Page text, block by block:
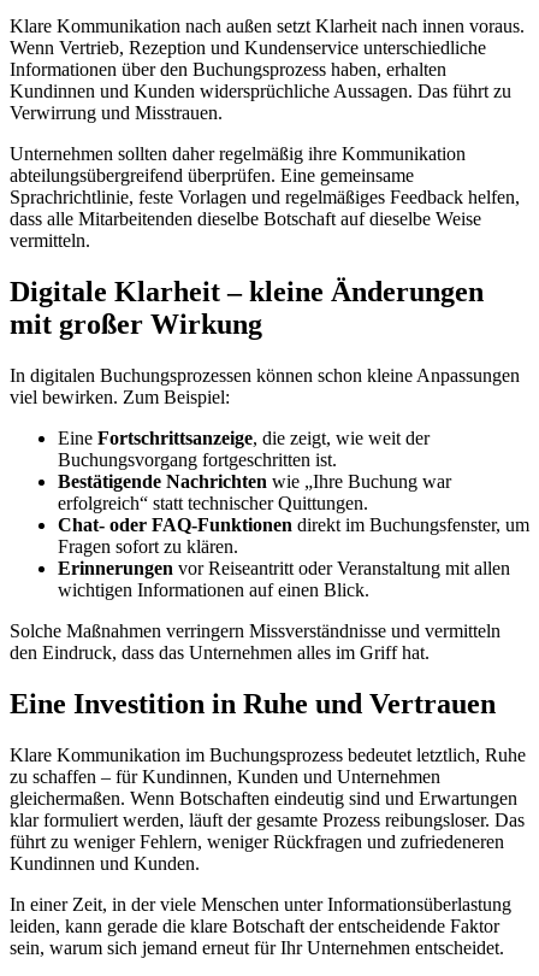
Klare Kommunikation nach außen setzt Klarheit nach innen voraus.
Wenn Vertrieb, Rezeption und Kundenservice unterschiedliche
Informationen über den Buchungsprozess haben, erhalten
Kundinnen und Kunden widersprüchliche Aussagen. Das führt zu
Verwirrung und Misstrauen.
Unternehmen sollten daher regelmäßig ihre Kommunikation
abteilungsübergreifend überprüfen. Eine gemeinsame
Sprachrichtlinie, feste Vorlagen und regelmäßiges Feedback helfen,
dass alle Mitarbeitenden dieselbe Botschaft auf dieselbe Weise
vermitteln.
Digitale Klarheit – kleine Änderungen
mit großer Wirkung
In digitalen Buchungsprozessen können schon kleine Anpassungen
viel bewirken. Zum Beispiel:
Eine Fortschrittsanzeige, die zeigt, wie weit der
Buchungsvorgang fortgeschritten ist.
Bestätigende Nachrichten wie „Ihre Buchung war
erfolgreich“ statt technischer Quittungen.
Chat- oder FAQ-Funktionen direkt im Buchungsfenster, um
Fragen sofort zu klären.
Erinnerungen vor Reiseantritt oder Veranstaltung mit allen
wichtigen Informationen auf einen Blick.
Solche Maßnahmen verringern Missverständnisse und vermitteln
den Eindruck, dass das Unternehmen alles im Griff hat.
Eine Investition in Ruhe und Vertrauen
Klare Kommunikation im Buchungsprozess bedeutet letztlich, Ruhe
zu schaffen – für Kundinnen, Kunden und Unternehmen
gleichermaßen. Wenn Botschaften eindeutig sind und Erwartungen
klar formuliert werden, läuft der gesamte Prozess reibungsloser. Das
führt zu weniger Fehlern, weniger Rückfragen und zufriedeneren
Kundinnen und Kunden.
In einer Zeit, in der viele Menschen unter Informationsüberlastung
leiden, kann gerade die klare Botschaft der entscheidende Faktor
sein, warum sich jemand erneut für Ihr Unternehmen entscheidet.